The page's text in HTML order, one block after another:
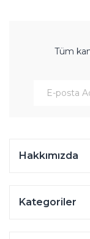
Tüm
Hakkımızda
Kategoriler